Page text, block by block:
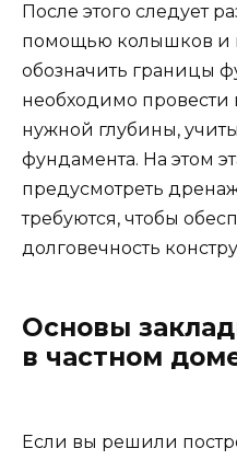
После этого следует
помощью колышков и
обозначить границы
необходимо провести
нужной глубины,
фундамента. На этом
предусмотреть
требуются, чтобы
долговечность
Основы
в частном
Если вы решили